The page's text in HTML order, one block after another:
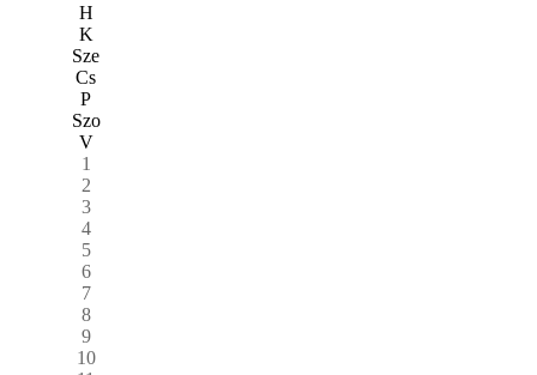
H
K
Sze
Cs
P
Szo
V
1
2
3
4
5
6
7
8
9
10